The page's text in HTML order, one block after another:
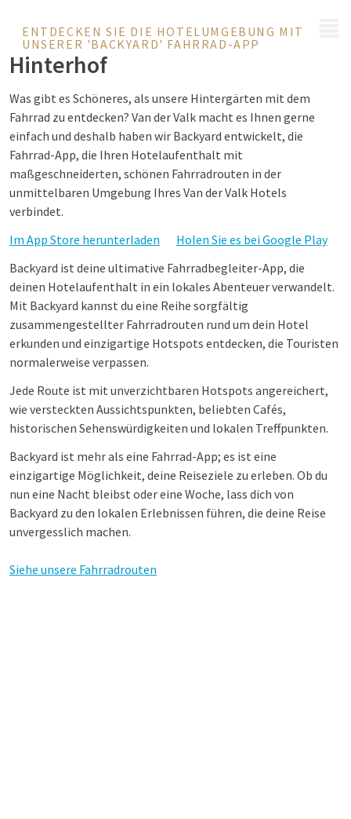
ENTDECKEN SIE DIE HOTELUMGEBUNG MIT
UNSERER 'BACKYARD' FAHRRAD-APP
Hinterhof
Was gibt es Schöneres, als unsere Hintergärten mit dem
Fahrrad zu entdecken? Van der Valk macht es Ihnen gerne
einfach und deshalb haben wir Backyard entwickelt, die
Fahrrad-App, die Ihren Hotelaufenthalt mit
maßgeschneiderten, schönen Fahrradrouten in der
unmittelbaren Umgebung Ihres Van der Valk Hotels
verbindet.
Im App Store herunterladen
Holen Sie es bei Google Play
Backyard ist deine ultimative Fahrradbegleiter-App, die
deinen Hotelaufenthalt in ein lokales Abenteuer verwandelt.
Mit Backyard kannst du eine Reihe sorgfältig
zusammengestellter Fahrradrouten rund um dein Hotel
erkunden und einzigartige Hotspots entdecken, die Touristen
normalerweise verpassen.
Jede Route ist mit unverzichtbaren Hotspots angereichert,
wie versteckten Aussichtspunkten, beliebten Cafés,
historischen Sehenswürdigkeiten und lokalen Treffpunkten.
Backyard ist mehr als eine Fahrrad-App; es ist eine
einzigartige Möglichkeit, deine Reiseziele zu erleben. Ob du
nun eine Nacht bleibst oder eine Woche, lass dich von
Backyard zu den lokalen Erlebnissen führen, die deine Reise
unvergesslich machen.
Siehe unsere Fahrradrouten